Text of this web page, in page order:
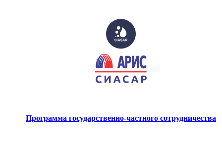
Программа государственно-частного сотрудничества